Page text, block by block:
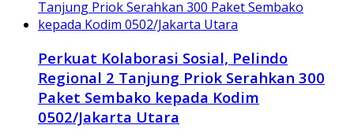
Perkuat Kolaborasi Sosial, Pelindo
Regional 2 Tanjung Priok Serahkan 300
Paket Sembako kepada Kodim
0502/Jakarta Utara